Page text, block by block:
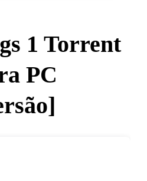
1 Torrent
PC